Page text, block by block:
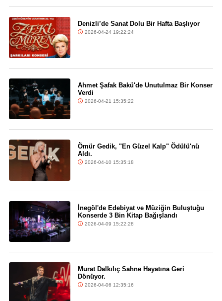
Denizli’de Sanat Dolu Bir Hafta Başlıyor
2026-04-24 19:22:24
Ahmet Şafak Bakü'de Unutulmaz Bir Konser
Verdi
2026-04-21 15:35:22
Ömür Gedik, "En Güzel Kalp" Ödülü'nü
Aldı.
2026-04-10 15:35:18
İnegöl'de Edebiyat ve Müziğin Buluştuğu
Konserde 3 Bin Kitap Bağışlandı
2026-04-09 15:22:28
Murat Dalkılıç Sahne Hayatına Geri
Dönüyor.
2026-04-06 12:35:16